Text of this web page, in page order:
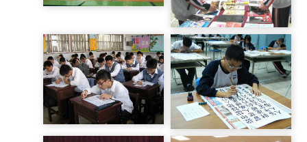
閱讀代言人成果發表獲獎
書展